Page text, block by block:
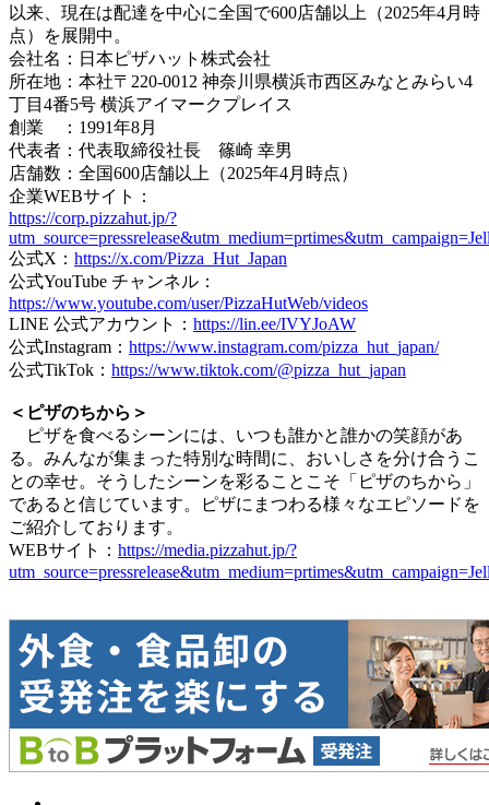
以来、現在は配達を中心に全国で600店舗以上（2025年4月時
点）を展開中。
会社名：日本ピザハット株式会社
所在地：本社〒220-0012 神奈川県横浜市西区みなとみらい4
丁目4番5号 横浜アイマークプレイス
創業 ：1991年8月
代表者：代表取締役社長 篠崎 幸男
店舗数：全国600店舗以上（2025年4月時点）
企業WEBサイト：
https://corp.pizzahut.jp/?
公式X： https://x.com/Pizza_Hut_Japan
公式YouTube チャンネル：
https://www.youtube.com/user/PizzaHutWeb/videos
LINE 公式アカウント： https://lin.ee/IVYJoAW
公式Instagram： https://www.instagram.com/pizza_hut_japan/
公式TikTok： https://www.tiktok.com/@pizza_hut_japan
＜ピザのちから＞
ピザを食べるシーンには、いつも誰かと誰かの笑顔があ
る。みんなが集まった特別な時間に、おいしさを分け合うこ
との幸せ。そうしたシーンを彩ることこそ「ピザのちから」
であると信じています。ピザにまつわる様々なエピソードを
ご紹介しております。
WEBサイト： https://media.pizzahut.jp/?